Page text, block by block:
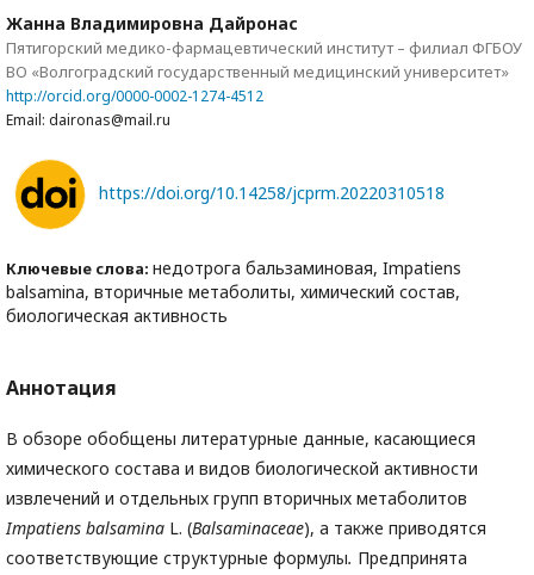
Жанна Владимировна Дайронас
Пятигорский медико-фармацевтический институт – филиал ФГБОУ
ВО «Волгоградский государственный медицинский университет»
http://orcid.org/0000-0002-1274-4512
Email: daironas@mail.ru
https://doi.org/10.14258/jcprm.20220310518
Ключевые слова: недотрога бальзаминовая, Impatiens
balsamina, вторичные метаболиты, химический состав,
биологическая активность
Аннотация
В обзоре обобщены литературные данные, касающиеся
химического состава и видов биологической активности
извлечений и отдельных групп вторичных метаболитов
Impatiens balsamina L. (Balsaminaceae), а также приводятся
соответствующие структурные формулы. Предпринята